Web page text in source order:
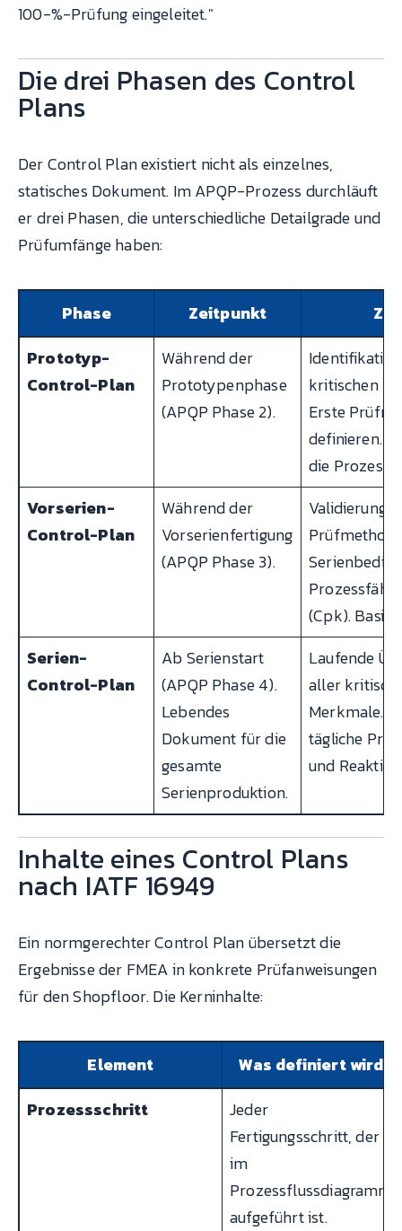
100-%-Prüfung eingeleitet."
Die drei Phasen des Control
Plans
Der Control Plan existiert nicht als einzelnes,
statisches Dokument. Im APQP-Prozess durchläuft
er drei Phasen, die unterschiedliche Detailgrade und
Prüfumfänge haben:
Phase Zeitpunkt
Prototyp-
Control-Plan
Während der
Prototypenphase
(APQP Phase 2).
kritischen
Erste
definieren.
die Prozess-
Vorserien-
Control-Plan
Während der
Vorserienfertigung
(APQP Phase 3).
Validierung
(Cpk). Basis
Serien-
Control-Plan
Ab Serienstart
(APQP Phase 4).
Lebendes
Dokument für die
gesamte
Serienproduktion.
Laufende
aller
Merkmale.
tägliche
und
Inhalte eines Control Plans
nach IATF 16949
Ein normgerechter Control Plan übersetzt die
Ergebnisse der FMEA in konkrete Prüfanweisungen
für den Shopfloor. Die Kerninhalte:
Element
Was definiert wird
Prozessschritt
Jeder
Fertigungsschritt, der
im
Prozessflussdiagramm
aufgeführt ist.